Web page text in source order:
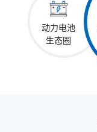
动力电池
生态圈